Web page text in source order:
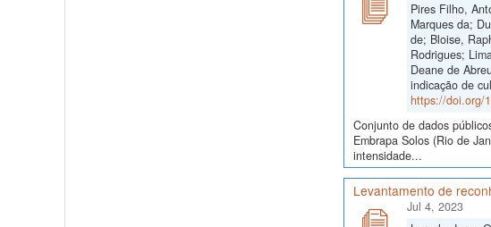
Pires Filho,
Marques da;
de; Bloise,
Rodrigues;
Deane de
indicação de
https://doi.org/
Conjunto de dados
Embrapa Solos (Rio de
intensidade...
Levantamento de
Jul 4, 2023